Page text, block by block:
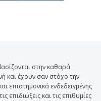
στην καθαρά
και έχουν σαν στόχο την
επιστημονικά ενδεδειγμένης
επιδιώξεις και τις επιθυμίες